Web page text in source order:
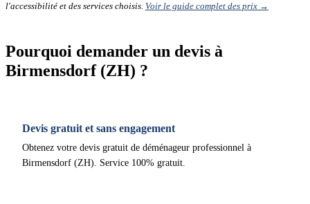
l'accessibilité et des services choisis. Voir le guide complet des prix →
Pourquoi demander un devis à
Birmensdorf (ZH) ?
Devis gratuit et sans engagement
Obtenez votre devis gratuit de déménageur professionnel à
Birmensdorf (ZH). Service 100% gratuit.